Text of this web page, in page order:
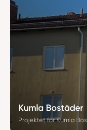
Kumla Bostäder